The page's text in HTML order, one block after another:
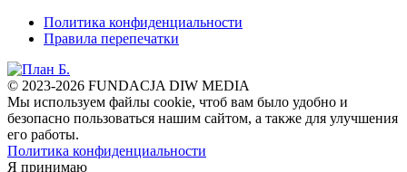
Политика конфиденциальности
Правила перепечатки
© 2023-2026 FUNDACJA DIW MEDIA
Мы используем файлы cookie, чтоб вам было удобно и
безопасно пользоваться нашим сайтом, а также для улучшения
его работы.
Политика конфиденциальности
Я принимаю